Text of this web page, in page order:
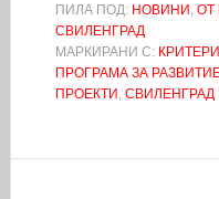
ПИЛА ПОД: НОВИНИ , ОТ
СВИЛЕНГРАД
МАРКИРАНИ С:
ПРОГРАМА ЗА
ПРОЕКТИ , СВИЛЕНГРАД